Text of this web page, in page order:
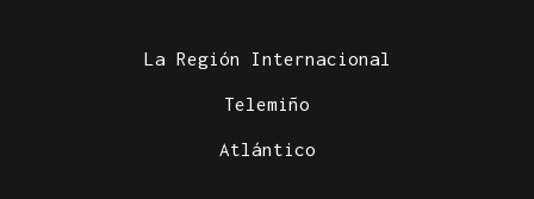
La Región Internacional
Telemiño
Atlántico